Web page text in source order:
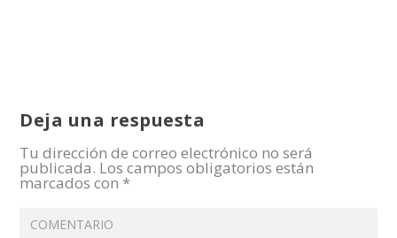
Deja una respuesta
Tu dirección de correo electrónico no será
publicada. Los campos obligatorios están
marcados con *